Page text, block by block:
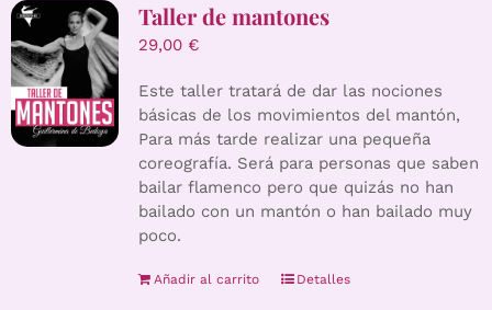
Taller de mantones
29,00 €
Este taller tratará de dar las nociones
básicas de los movimientos del mantón,
Para más tarde realizar una pequeña
coreografía. Será para personas que saben
bailar flamenco pero que quizás no han
bailado con un mantón o han bailado muy
poco.
Añadir al carrito Detalles